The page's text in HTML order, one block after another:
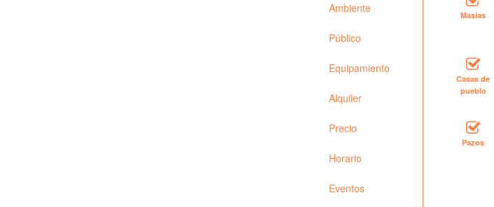
Ambiente
Público
Equipamiento
Alquiler
Precio
Horario
Eventos
Masías
Casas de
pueblo
Pazos